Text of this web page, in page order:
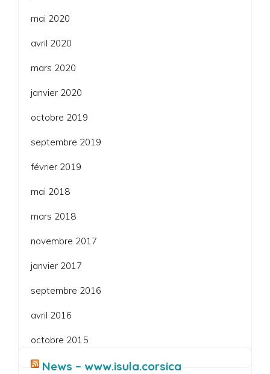
mai 2020
avril 2020
mars 2020
janvier 2020
octobre 2019
septembre 2019
février 2019
mai 2018
mars 2018
novembre 2017
janvier 2017
septembre 2016
avril 2016
octobre 2015
News – www.isula.corsica